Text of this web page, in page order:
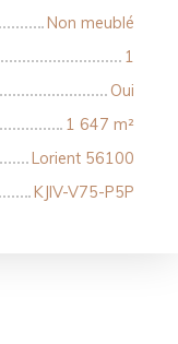
Non meublé
1
Oui
1 647 m²
Lorient 56100
KJIV-V75-P5P